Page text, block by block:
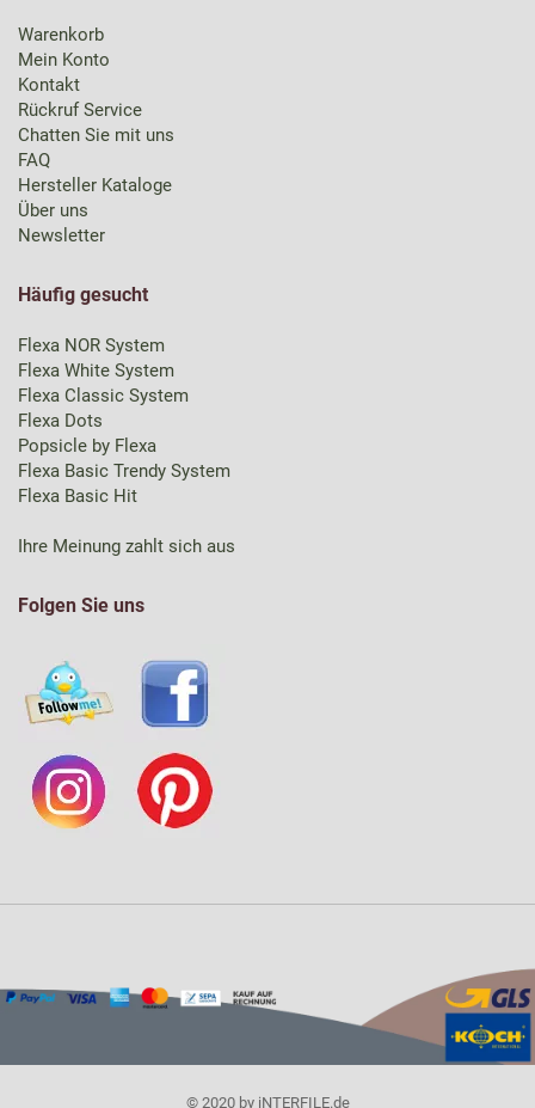
Warenkorb
Mein Konto
Kontakt
Rückruf Service
Chatten Sie mit uns
FAQ
Hersteller Kataloge
Über uns
Newsletter
Häufig gesucht
Flexa NOR System
Flexa White System
Flexa Classic System
Flexa Dots
Popsicle by Flexa
Flexa Basic Trendy System
Flexa Basic Hit
Ihre Meinung zahlt sich aus
Folgen Sie uns
© 2020 by iNTERFILE.de